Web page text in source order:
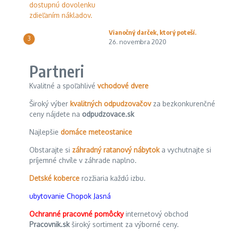
3
Vianočný darček, ktorý poteší.
26. novembra 2020
Partneri
Kvalitné a spoľahlivé vchodové dvere
Široký výber kvalitných odpudzovačovza bezkonkurenčné
ceny nájdete na odpudzovace.sk
Najlepšie domáce meteostanice
Obstarajte si záhradný ratanový nábytoka vychutnajte si
príjemné chvíle v záhrade naplno.
Detské koberce rozžiaria každú izbu.
ubytovanie Chopok Jasná
Ochranné pracovné pomôckyinternetový obchod
Pracovnik.skširoký sortiment za výborné ceny.